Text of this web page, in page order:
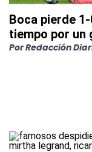
Boca pierde
tiempo por un
PorRedacción